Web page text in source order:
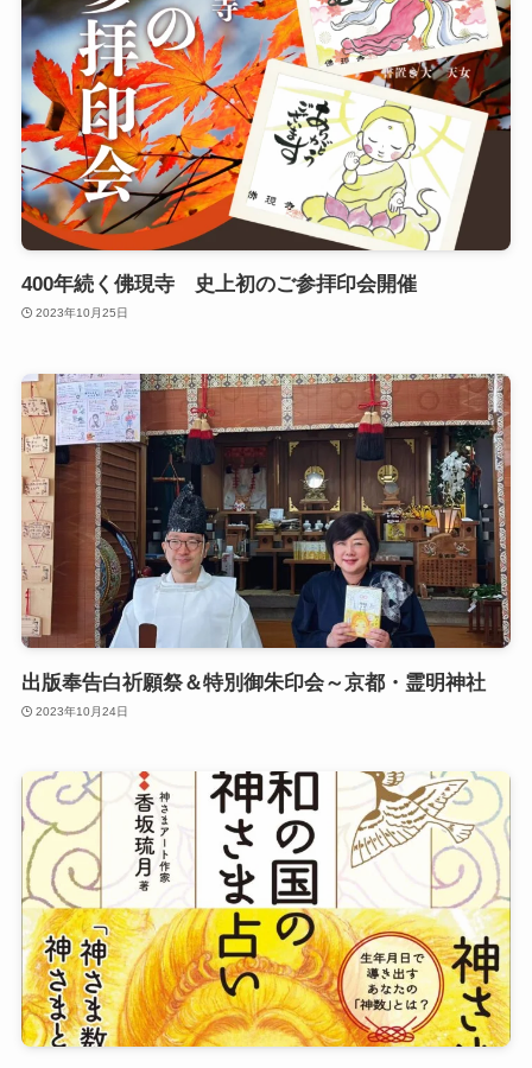
400年続く佛現寺 史上初のご参拝印会開催
2023年10月25日
出版奉告白祈願祭＆特別御朱印会～京都・霊明神社
2023年10月24日